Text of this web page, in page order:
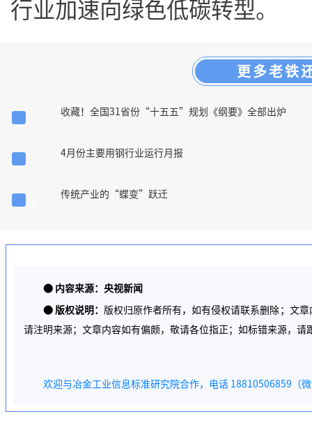
行业加速向绿色低碳转型。
更多老铁
收藏！全国31省份“十五五”规划《纲要》全部出炉
4月份主要用钢行业运行月报
传统产业的“蝶变”跃迁
● 内容来源：央视新闻
● 版权说明： 版权归原作者所有，如有侵权请联系删除；文
请注明来源；文章内容如有偏颇，敬请各位指正；如标错来源，请
欢迎与冶金工业信息标准研究院合作，电话 18810506859（